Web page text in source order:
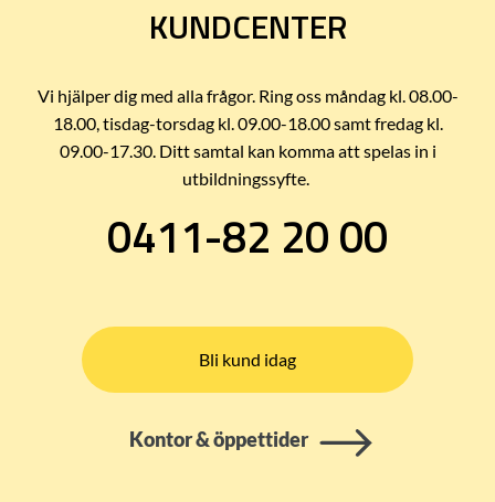
KUNDCENTER
Vi hjälper dig med alla frågor. Ring oss måndag kl. 08.00-
18.00, tisdag-torsdag kl. 09.00-18.00 samt fredag kl.
09.00-17.30. Ditt samtal kan komma att spelas in i
utbildningssyfte.
0411-82 20 00
Bli kund idag
Kontor & öppettider